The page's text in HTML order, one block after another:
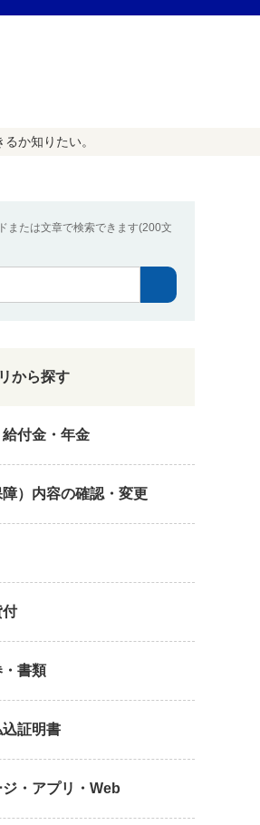
か知りたい。
または文章で検索できます(200文
から探す
付金・年金
）内容の確認・変更
付
書類
証明書
・アプリ・Web